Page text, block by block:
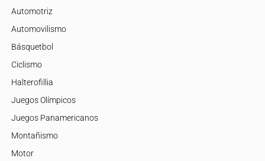
Automotriz
Automovilismo
Básquetbol
Ciclismo
Halterofillia
Juegos Olímpicos
Juegos Panamericanos
Montañismo
Motor